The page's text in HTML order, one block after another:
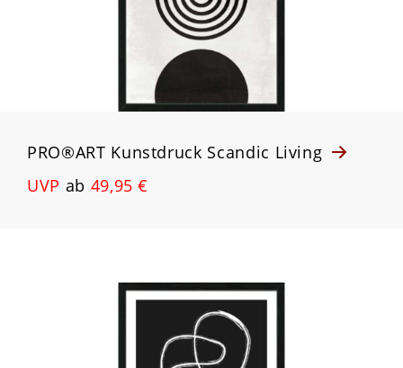
PRO®ART Kunstdruck Scandic Living
UVP ab 49,95 €